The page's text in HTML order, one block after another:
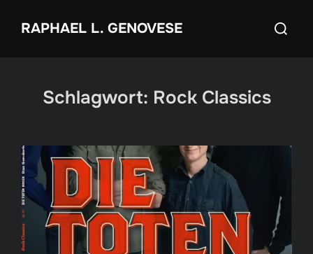
InhaltRAPHAEL L. GENOVESE
Suchen
Schlagwort: Rock Classics